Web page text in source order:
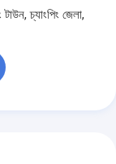
টাউন, চ্যাংপিং জেলা,